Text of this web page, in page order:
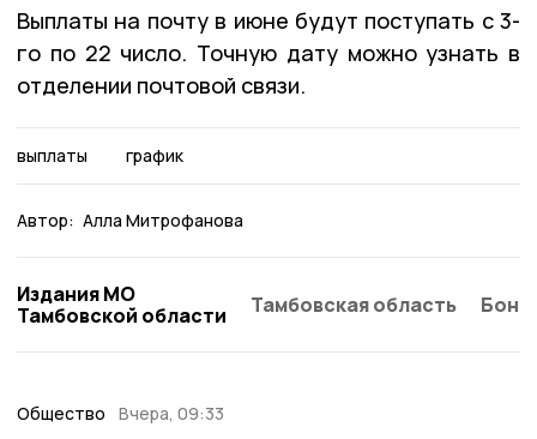
Выплаты на почту в июне будут поступать с 3-
го по 22 число. Точную дату можно узнать в
отделении почтовой связи.
выплаты график
Автор: Алла Митрофанова
Издания МО
Тамбовской области
Тамбовская область
Общество Вчера, 09:33